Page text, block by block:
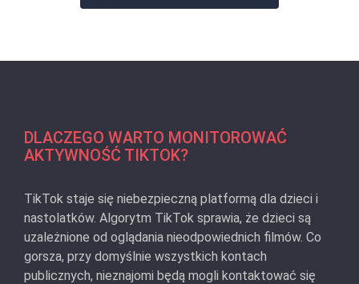
DLACZEGO WARTO MONITOROWAĆ
AKTYWNOŚĆ TIKTOK?
TikTok staje się niebezpieczną platformą dla dzieci i
nastolatków. Algorytm TikTok sprawia, że dzieci są
uzależnione od oglądania nieodpowiednich filmów. Co
gorsza, przy domyślnie wszystkich kontach
publicznych, nieznajomi będą mogli kontaktować się